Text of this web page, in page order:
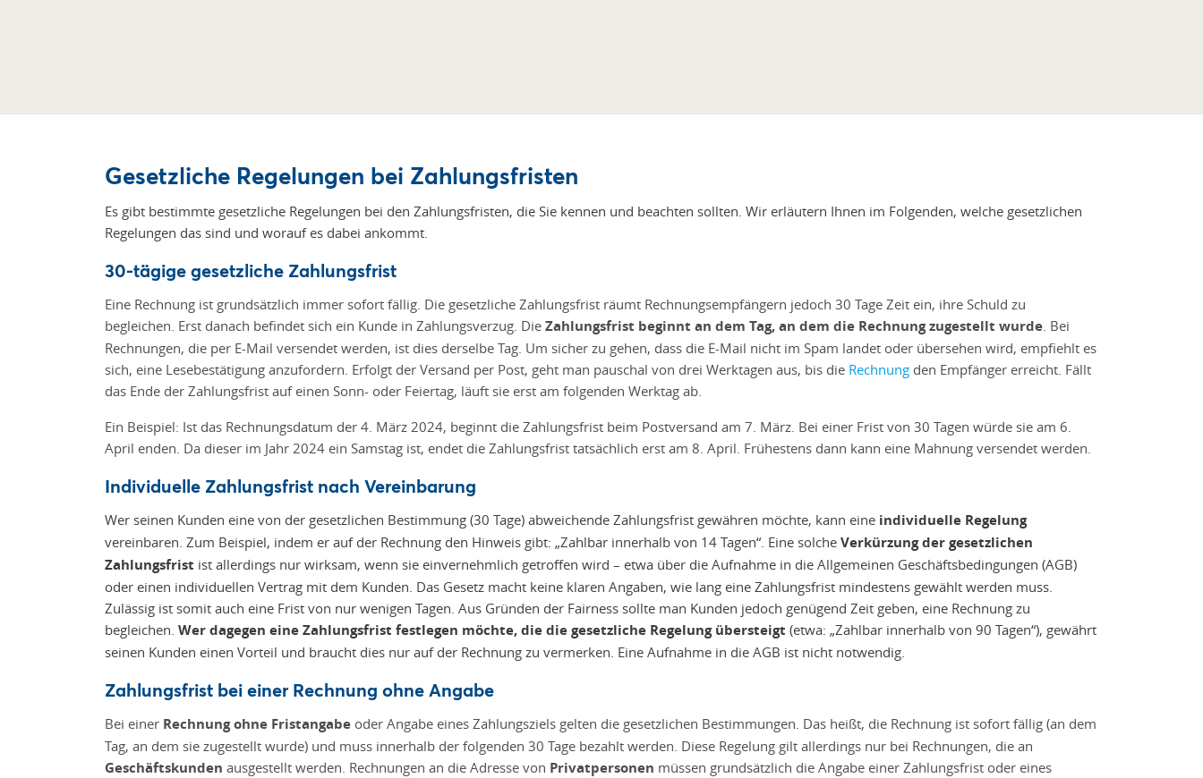
Gesetzliche Regelungen bei Zahlungsfristen
Es gibt bestimmte gesetzliche Regelungen bei den Zahlungsfristen, die Sie kennen und beachten sollten. Wir erläutern Ihnen im Folgenden, welche gesetzlichen
Regelungen das sind und worauf es dabei ankommt.
30-tägige gesetzliche Zahlungsfrist
Eine Rechnung ist grundsätzlich immer sofort fällig. Die gesetzliche Zahlungsfrist räumt Rechnungsempfängern jedoch 30 Tage Zeit ein, ihre Schuld zu
begleichen. Erst danach befindet sich ein Kunde in Zahlungsverzug. Die Zahlungsfrist beginnt an dem Tag, an dem die Rechnung zugestellt wurde . Bei
Rechnungen, die per E-Mail versendet werden, ist dies derselbe Tag. Um sicher zu gehen, dass die E-Mail nicht im Spam landet oder übersehen wird, empfiehlt es
sich, eine Lesebestätigung anzufordern. Erfolgt der Versand per Post, geht man pauschal von drei Werktagen aus, bis die Rechnung den Empfänger erreicht. Fällt
das Ende der Zahlungsfrist auf einen Sonn- oder Feiertag, läuft sie erst am folgenden Werktag ab.
Ein Beispiel: Ist das Rechnungsdatum der 4. März 2024, beginnt die Zahlungsfrist beim Postversand am 7. März. Bei einer Frist von 30 Tagen würde sie am 6.
April enden. Da dieser im Jahr 2024 ein Samstag ist, endet die Zahlungsfrist tatsächlich erst am 8. April. Frühestens dann kann eine Mahnung versendet werden.
Individuelle Zahlungsfrist nach Vereinbarung
Wer seinen Kunden eine von der gesetzlichen Bestimmung (30 Tage) abweichende Zahlungsfrist gewähren möchte, kann eine individuelle Regelung
vereinbaren. Zum Beispiel, indem er auf der Rechnung den Hinweis gibt: „Zahlbar innerhalb von 14 Tagen“. Eine solche Verkürzung der gesetzlichen
Zahlungsfrist ist allerdings nur wirksam, wenn sie einvernehmlich getroffen wird – etwa über die Aufnahme in die Allgemeinen Geschäftsbedingungen (AGB)
oder einen individuellen Vertrag mit dem Kunden. Das Gesetz macht keine klaren Angaben, wie lang eine Zahlungsfrist mindestens gewählt werden muss.
Zulässig ist somit auch eine Frist von nur wenigen Tagen. Aus Gründen der Fairness sollte man Kunden jedoch genügend Zeit geben, eine Rechnung zu
begleichen. Wer dagegen eine Zahlungsfrist festlegen möchte, die die gesetzliche Regelung übersteigt (etwa: „Zahlbar innerhalb von 90 Tagen“), gewährt
seinen Kunden einen Vorteil und braucht dies nur auf der Rechnung zu vermerken. Eine Aufnahme in die AGB ist nicht notwendig.
Zahlungsfrist bei einer Rechnung ohne Angabe
Bei einer Rechnung ohne Fristangabe oder Angabe eines Zahlungsziels gelten die gesetzlichen Bestimmungen. Das heißt, die Rechnung ist sofort fällig (an dem
Tag, an dem sie zugestellt wurde) und muss innerhalb der folgenden 30 Tage bezahlt werden. Diese Regelung gilt allerdings nur bei Rechnungen, die an
Geschäftskunden ausgestellt werden. Rechnungen an die Adresse von Privatpersonen müssen grundsätzlich die Angabe einer Zahlungsfrist oder eines